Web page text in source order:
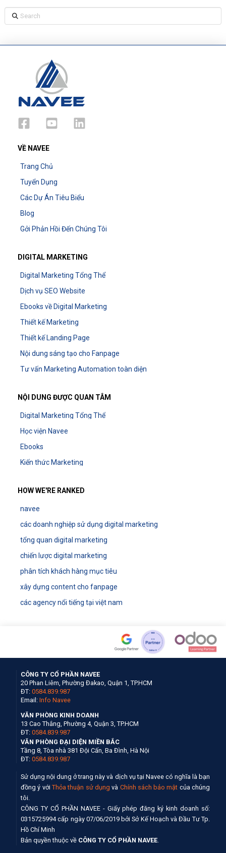
Search
VỀ NAVEE
Trang Chủ
Tuyển Dụng
Các Dự Án Tiêu Biểu
Blog
Gởi Phản Hồi Đến Chúng Tôi
DIGITAL MARKETING
Digital Marketing Tổng Thể
Dịch vụ SEO Website
Ebooks về Digital Marketing
Thiết kế Marketing
Thiết kế Landing Page
Nội dung sáng tạo cho Fanpage
Tư vấn Marketing Automation toàn diện
NỘI DUNG ĐƯỢC QUAN TÂM
Digital Marketing Tổng Thể
Học viện Navee
Ebooks
Kiến thức Marketing
HOW WE'RE RANKED
navee
các doanh nghiệp sử dụng digital marketing
tổng quan digital marketing
chiến lược digital marketing
phân tích khách hàng mục tiêu
xây dựng content cho fanpage
các agency nổi tiếng tại việt nam
CÔNG TY CỔ PHẦN NAVEE
20 Phan Liêm, Phường Đakao, Quận 1, TP.HCM
ĐT: 0584.839.987
Email: Info Navee
VĂN PHÒNG KINH DOANH
13 Cao Thắng, Phường 4, Quận 3, TP.HCM
ĐT: 0584.839.987
VĂN PHÒNG ĐẠI DIỆN MIỀN BẮC
Tầng 8, Tòa nhà 381 Đội Cấn, Ba Đình, Hà Nội
ĐT: 0584.839.987
Sử dụng nội dung ở trang này và dịch vụ tại Navee có nghĩa là bạn
đồng ý với Thỏa thuận sử dụng và Chính sách bảo mật của chúng
tôi.
CÔNG TY CỔ PHẦN NAVEE - Giấy phép đăng ký kinh doanh số:
0315725994 cấp ngày 07/06/2019 bởi Sở Kế Hoạch và Đầu Tư Tp.
Hồ Chí Minh
Bản quyền thuộc về CÔNG TY CỔ PHẦN NAVEE.